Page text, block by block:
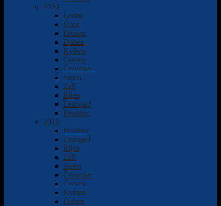
2020
Leden
Únor
Březen
Duben
Květen
Červen
Červenec
Srpen
Září
Říjen
Listopad
Prosinec
2019
Prosinec
Listopad
Říjen
Září
Srpen
Červenec
Červen
Květen
Duben